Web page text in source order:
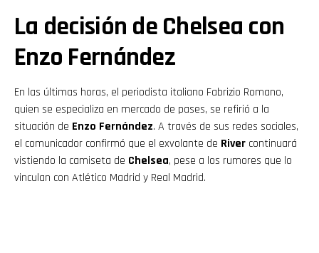
La decisión de Chelsea con
Enzo Fernández
En las últimas horas, el periodista italiano Fabrizio Romano,
quien se especializa en mercado de pases, se refirió a la
situación de Enzo Fernández. A través de sus redes sociales,
el comunicador confirmó que el exvolante de River continuará
vistiendo la camiseta de Chelsea, pese a los rumores que lo
vinculan con Atlético Madrid y Real Madrid.